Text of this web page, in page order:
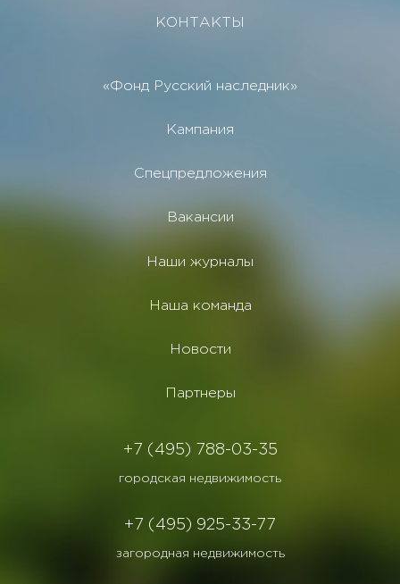
КОНТАКТЫ
«Фонд Русский наследник»
Кампания
Спецпредложения
Вакансии
Наши журналы
Наша команда
Новости
Партнеры
+7 (495) 788-03-35
городская недвижимость
+7 (495) 925-33-77
загородная недвижимость